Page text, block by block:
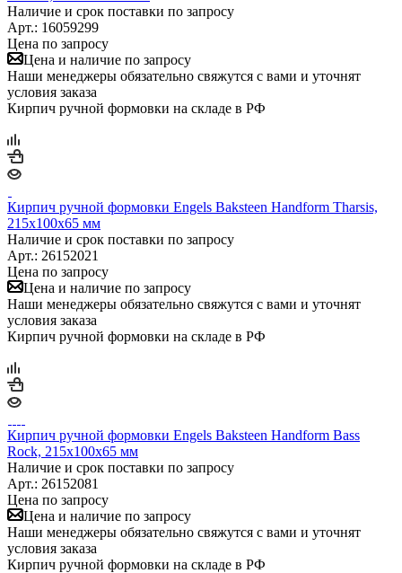
Наличие и срок поставки по запросу
Арт.: 16059299
Цена по запросу
Цена и наличие по запросу
Наши менеджеры обязательно свяжутся с вами и уточнят
условия заказа
Кирпич ручной формовки на складе в РФ
Кирпич ручной формовки Engels Baksteen Handform Tharsis,
215х100х65 мм
Наличие и срок поставки по запросу
Арт.: 26152021
Цена по запросу
Цена и наличие по запросу
Наши менеджеры обязательно свяжутся с вами и уточнят
условия заказа
Кирпич ручной формовки на складе в РФ
Кирпич ручной формовки Engels Baksteen Handform Bass
Rock, 215х100х65 мм
Наличие и срок поставки по запросу
Арт.: 26152081
Цена по запросу
Цена и наличие по запросу
Наши менеджеры обязательно свяжутся с вами и уточнят
условия заказа
Кирпич ручной формовки на складе в РФ